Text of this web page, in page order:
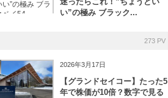
い”の極み ブラック...
273 PV
2026年3月17日
【グランドセイコー】たった5
年で株価が10倍？数字で見る